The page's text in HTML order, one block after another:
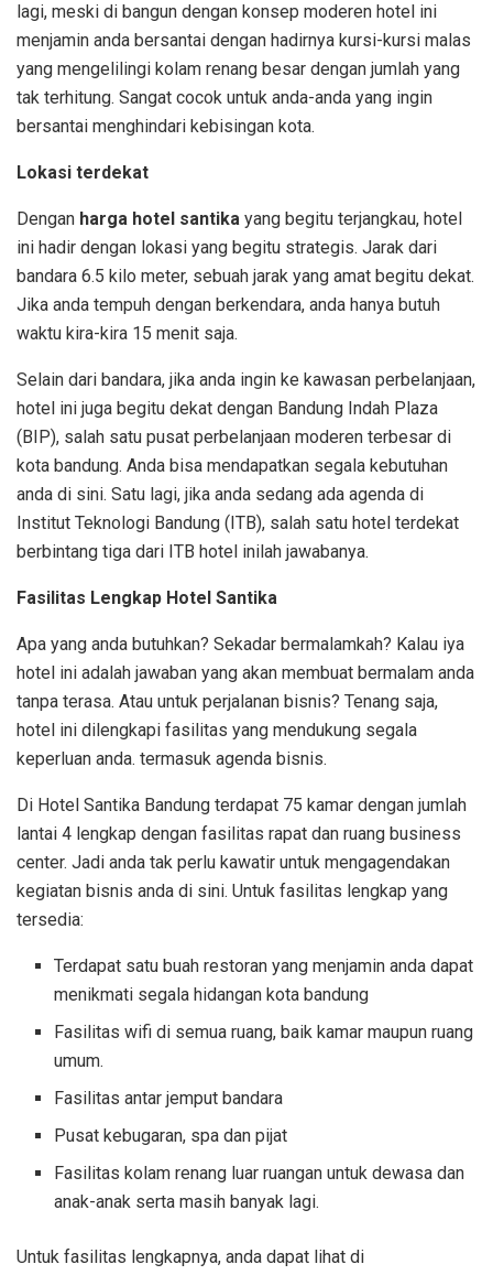
lagi, meski di bangun dengan konsep moderen hotel ini
menjamin anda bersantai dengan hadirnya kursi-kursi malas
yang mengelilingi kolam renang besar dengan jumlah yang
tak terhitung. Sangat cocok untuk anda-anda yang ingin
bersantai menghindari kebisingan kota.
Lokasi terdekat
Dengan harga hotel santika yang begitu terjangkau, hotel
ini hadir dengan lokasi yang begitu strategis. Jarak dari
bandara 6.5 kilo meter, sebuah jarak yang amat begitu dekat.
Jika anda tempuh dengan berkendara, anda hanya butuh
waktu kira-kira 15 menit saja.
Selain dari bandara, jika anda ingin ke kawasan perbelanjaan,
hotel ini juga begitu dekat dengan Bandung Indah Plaza
(BIP), salah satu pusat perbelanjaan moderen terbesar di
kota bandung. Anda bisa mendapatkan segala kebutuhan
anda di sini. Satu lagi, jika anda sedang ada agenda di
Institut Teknologi Bandung (ITB), salah satu hotel terdekat
berbintang tiga dari ITB hotel inilah jawabanya.
Fasilitas Lengkap Hotel Santika
Apa yang anda butuhkan? Sekadar bermalamkah? Kalau iya
hotel ini adalah jawaban yang akan membuat bermalam anda
tanpa terasa. Atau untuk perjalanan bisnis? Tenang saja,
hotel ini dilengkapi fasilitas yang mendukung segala
keperluan anda. termasuk agenda bisnis.
Di Hotel Santika Bandung terdapat 75 kamar dengan jumlah
lantai 4 lengkap dengan fasilitas rapat dan ruang business
center. Jadi anda tak perlu kawatir untuk mengagendakan
kegiatan bisnis anda di sini. Untuk fasilitas lengkap yang
tersedia:
Terdapat satu buah restoran yang menjamin anda dapat
menikmati segala hidangan kota bandung
Fasilitas wifi di semua ruang, baik kamar maupun ruang
umum.
Fasilitas antar jemput bandara
Pusat kebugaran, spa dan pijat
Fasilitas kolam renang luar ruangan untuk dewasa dan
anak-anak serta masih banyak lagi.
Untuk fasilitas lengkapnya, anda dapat lihat di